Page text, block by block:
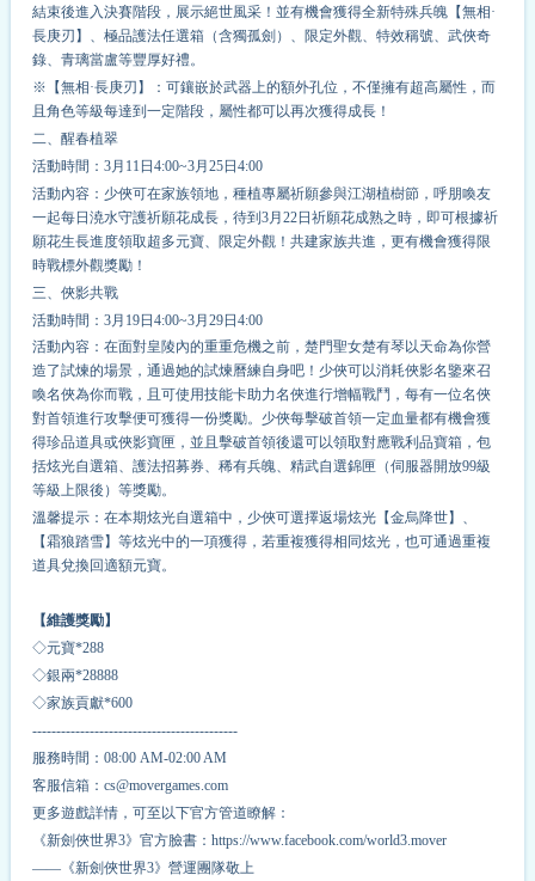
結束後進入決賽階段，展示絕世風采！並有機會獲得全新特殊兵魄【無相·
長庚刃】、極品護法任選箱（含獨孤劍）、限定外觀、特效稱號、武俠奇
錄、青璃當盧等豐厚好禮。
※【無相·長庚刃】：可鑲嵌於武器上的額外孔位，不僅擁有超高屬性，而
且角色等級每達到一定階段，屬性都可以再次獲得成長！
二、醒春植翠
活動時間：3月11日4:00~3月25日4:00
活動內容：少俠可在家族領地，種植專屬祈願參與江湖植樹節，呼朋喚友
一起每日澆水守護祈願花成長，待到3月22日祈願花成熟之時，即可根據祈
願花生長進度領取超多元寶、限定外觀！共建家族共進，更有機會獲得限
時戰標外觀獎勵！
三、俠影共戰
活動時間：3月19日4:00~3月29日4:00
活動內容：在面對皇陵內的重重危機之前，楚門聖女楚有琴以天命為你營
造了試煉的場景，通過她的試煉曆練自身吧！少俠可以消耗俠影名鑒來召
喚名俠為你而戰，且可使用技能卡助力名俠進行增幅戰鬥，每有一位名俠
對首領進行攻擊便可獲得一份獎勵。少俠每擊破首領一定血量都有機會獲
得珍品道具或俠影寶匣，並且擊破首領後還可以領取對應戰利品寶箱，包
括炫光自選箱、護法招募券、稀有兵魄、精武自選錦匣（伺服器開放99級
等級上限後）等獎勵。
溫馨提示：在本期炫光自選箱中，少俠可選擇返場炫光【金烏降世】、
【霜狼踏雪】等炫光中的一項獲得，若重複獲得相同炫光，也可通過重複
道具兌換回適額元寶。
【維護獎勵】
◇元寶*288
◇銀兩*28888
◇家族貢獻*600
-------------------------------------------
服務時間：08:00 AM-02:00 AM
客服信箱：cs@movergames.com
更多遊戲詳情，可至以下官方管道瞭解：
《新劍俠世界3》官方臉書：https://www.facebook.com/world3.mover
——《新劍俠世界3》營運團隊敬上